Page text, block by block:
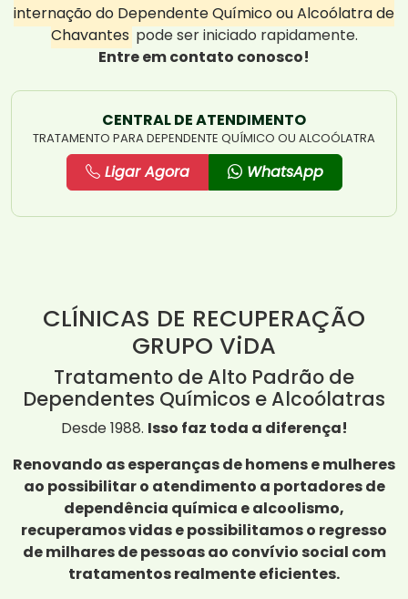
internação do Dependente Químico ou Alcoólatra de
Chavantes pode ser iniciado rapidamente.
Entre em contato conosco!
CENTRAL DE ATENDIMENTO
TRATAMENTO PARA DEPENDENTE QUÍMICO OU ALCOÓLATRA
Ligar Agora WhatsApp
CLÍNICAS DE RECUPERAÇÃO
GRUPO ViDA
Tratamento de Alto Padrão de
Dependentes Químicos e Alcoólatras
Desde 1988. Isso faz toda a diferença!
Renovando as esperanças de homens e mulheres
ao possibilitar o atendimento a portadores de
dependência química e alcoolismo,
recuperamos vidas e possibilitamos o regresso
de milhares de pessoas ao convívio social com
tratamentos realmente eficientes.